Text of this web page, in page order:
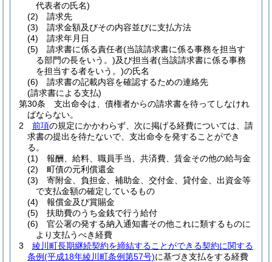
代表者の氏名)
(2)
請求先
(3)
請求金額及びその内容並びに支払方法
(4)
請求年月日
(5)
請求書に係る責任者(当該請求書に係る事務を担当す
る部門の長をいう。)及び担当者(当該請求書に係る事務
を担当する者をいう。)の氏名
(6)
請求書の記載内容を確認するための連絡先
(請求書による支払)
第30条
支出命令は、債権者からの請求書を待ってしなけれ
ばならない。
2
前項の規定にかかわらず、次に掲げる経費については、請
求書の提出を待たないで、支出命令を発することができ
る。
(1)
報酬、給料、職員手当、共済費、賃金その他の給与金
(2)
町債の元利償還金
(3)
寄附金、負担金、補助金、交付金、貸付金、出資金等
で支払金額の確定しているもの
(4)
報償金及び賞賜金
(5)
扶助費のうち金銭で行う給付
(6)
官公署の発する納入通知書その他これに類するものに
より支払うべき経費
3
綾川町長期継続契約を締結することができる契約に関する
条例(平成18年綾川町条例第57号)に基づき支払をする経費